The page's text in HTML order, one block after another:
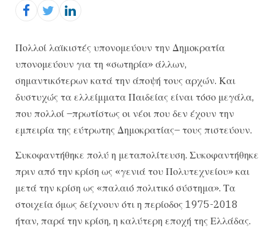
Πολλοί λαϊκιστές υπονομεύουν την Δημοκρατία
υπονομεύουν για τη «σωτηρία» άλλων,
σημαντικότερων κατά την άποψή τους αρχών. Και
δυστυχώς τα ελλείμματα Παιδείας είναι τόσο μεγάλα,
που πολλοί –πρωτίστως οι νέοι που δεν έχουν την
εμπειρία της εύτρωτης Δημοκρατίας– τους πιστεύουν.
Συκοφαντήθηκε πολύ η μεταπολίτευση. Συκοφαντήθηκε
πριν από την κρίση ως «γενιά του Πολυτεχνείου» και
μετά την κρίση ως «παλαιό πολιτικό σύστημα». Τα
στοιχεία όμως δείχνουν ότι η περίοδος 1975-2018
ήταν, παρά την κρίση, η καλύτερη εποχή της Ελλάδας.